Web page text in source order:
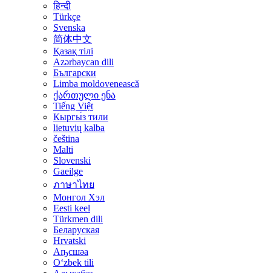
हिन्दी
Türkçe
Svenska
简体中文
Қазақ тілі
Azərbaycan dili
Български
Limba moldovenească
ქართული ენა
Tiếng Việt
Кыргы́з тили
lietuvių kalba
čeština
Malti
Slovenski
Gaeilge
ภาษาไทย
Монгол Хэл
Eesti keel
Türkmen dili
Беларуская
Hrvatski
Аҧсшәа
Oʻzbek tili